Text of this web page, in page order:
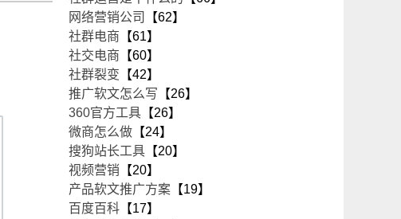
网络营销公司
【62】
社群电商 【61】
社交电商 【60】
社群裂变 【42】
推广软文怎么写 【26】
360官方工具 【26】
微商怎么做 【24】
搜狗站长工具 【20】
视频营销 【20】
产品软文推广方案 【19】
百度百科 【17】